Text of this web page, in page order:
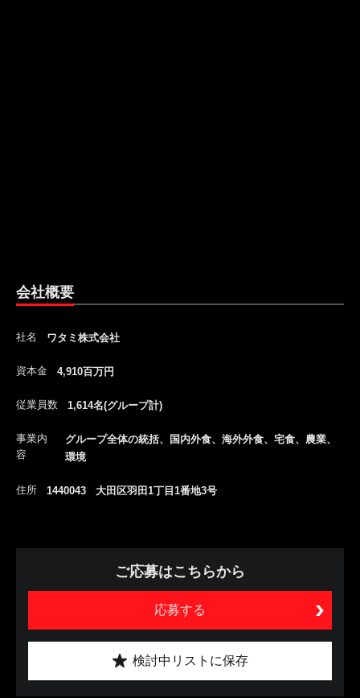
会社概要
社名 ワタミ株式会社
資本金 4,910百万円
従業員数 1,614名(グループ計)
事業内
容
グループ全体の統括、国内外食、海外外食、宅食、農業、
環境
住所 1440043 大田区羽田1丁目1番地3号
ご応募はこちらから
応募する
検討中リストに保存